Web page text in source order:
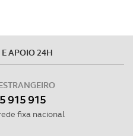
APOIO 24H
915 915
fixa nacional